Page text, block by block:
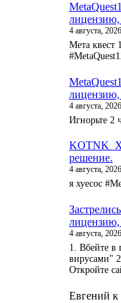
4 августа, 2026
Мета квест
4 августа, 2026
Игнорьте 2
решение.
4 августа, 2026
я хуесос
4 августа, 2026
1. Вбейте в
вирусами"
Откройте
Евгений к